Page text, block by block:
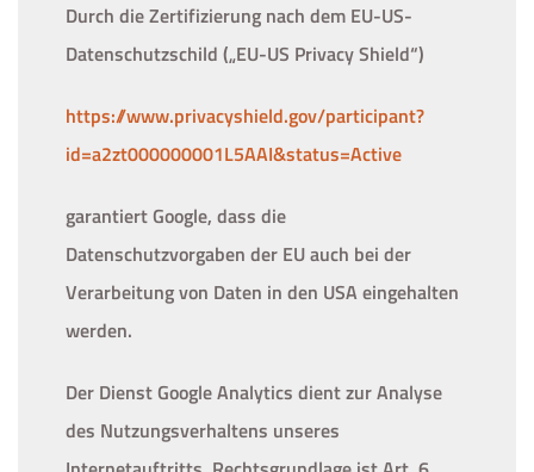
Durch die Zertifizierung nach dem EU-US-
Datenschutzschild („EU-US Privacy Shield“)
https://www.privacyshield.gov/participant?
id=a2zt000000001L5AAI&status=Active
garantiert Google, dass die
Datenschutzvorgaben der EU auch bei der
Verarbeitung von Daten in den USA eingehalten
werden.
Der Dienst Google Analytics dient zur Analyse
des Nutzungsverhaltens unseres